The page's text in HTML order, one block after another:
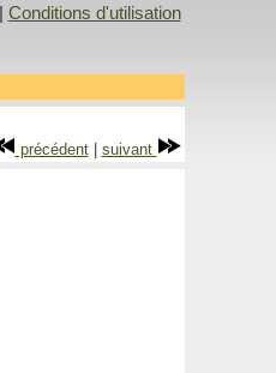
Conditions d'utilisation
précédent| suivant